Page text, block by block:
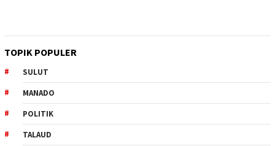
TOPIK POPULER
SULUT
MANADO
POLITIK
TALAUD